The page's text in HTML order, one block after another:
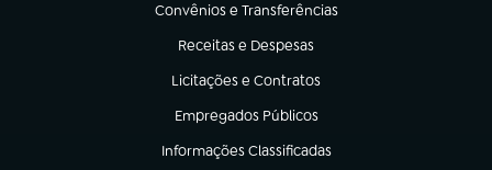
Convênios e Transferências
(abre em nova aba)
Receitas e Despesas
(abre em nova aba)
Licitações e Contratos
(abre em nova aba)
Empregados Públicos
(abre em nova aba)
Informações Classificadas
(abre em nova aba)